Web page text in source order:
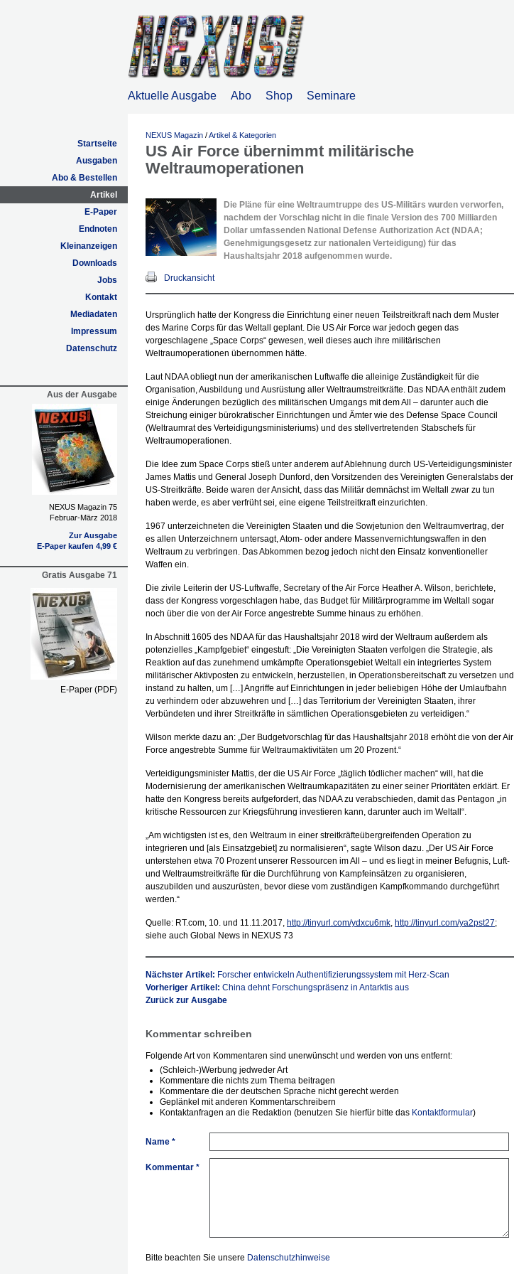
Aktuelle Ausgabe Abo Shop Seminare
Startseite
Ausgaben
Abo & Bestellen
Artikel
E-Paper
Endnoten
Kleinanzeigen
Downloads
Jobs
Kontakt
Mediadaten
Impressum
Datenschutz
Aus der Ausgabe
NEXUS Magazin 75
Februar-März 2018
Zur Ausgabe
E-Paper kaufen 4,99 €
Gratis Ausgabe 71
E-Paper (PDF)
NEXUS Magazin /Artikel & Kategorien
US Air Force übernimmt militärische
Weltraumoperationen
Die Pläne für eine Weltraumtruppe des US-Militärs wurden verworfen,
nachdem der Vorschlag nicht in die finale Version des 700 Milliarden
Dollar umfassenden National Defense Authorization Act (NDAA;
Genehmigungsgesetz zur nationalen Verteidigung) für das
Haushaltsjahr 2018 aufgenommen wurde.
Druckansicht
Ursprünglich hatte der Kongress die Einrichtung einer neuen Teilstreitkraft nach dem Muster
des Marine Corps für das Weltall geplant. Die US Air Force war jedoch gegen das
vorgeschlagene „Space Corps“ gewesen, weil dieses auch ihre militärischen
Weltraumoperationen übernommen hätte.
Laut NDAA obliegt nun der amerikanischen Luftwaffe die alleinige Zuständigkeit für die
Organisation, Ausbildung und Ausrüstung aller Weltraumstreitkräfte. Das NDAA enthält zudem
einige Änderungen bezüglich des militärischen Umgangs mit dem All – darunter auch die
Streichung einiger bürokratischer Einrichtungen und Ämter wie des Defense Space Council
(Weltraumrat des Verteidigungsministeriums) und des stellvertretenden Stabschefs für
Weltraumoperationen.
Die Idee zum Space Corps stieß unter anderem auf Ablehnung durch US-Verteidigungsminister
James Mattis und General Joseph Dunford, den Vorsitzenden des Vereinigten Generalstabs der
US-Streitkräfte. Beide waren der Ansicht, dass das Militär demnächst im Weltall zwar zu tun
haben werde, es aber verfrüht sei, eine eigene Teilstreitkraft einzurichten.
1967 unterzeichneten die Vereinigten Staaten und die Sowjetunion den Weltraumvertrag, der
es allen Unterzeichnern untersagt, Atom- oder andere Massenvernichtungswaffen in den
Weltraum zu verbringen. Das Abkommen bezog jedoch nicht den Einsatz konventioneller
Waffen ein.
Die zivile Leiterin der US-Luftwaffe, Secretary of the Air Force Heather A. Wilson, berichtete,
dass der Kongress vorgeschlagen habe, das Budget für Militärprogramme im Weltall sogar
noch über die von der Air Force angestrebte Summe hinaus zu erhöhen.
In Abschnitt 1605 des NDAA für das Haushaltsjahr 2018 wird der Weltraum außerdem als
potenzielles „Kampfgebiet“ eingestuft: „Die Vereinigten Staaten verfolgen die Strategie, als
Reaktion auf das zunehmend umkämpfte Operationsgebiet Weltall ein integriertes System
militärischer Aktivposten zu entwickeln, herzustellen, in Operationsbereitschaft zu versetzen und
instand zu halten, um […] Angriffe auf Einrichtungen in jeder beliebigen Höhe der Umlaufbahn
zu verhindern oder abzuwehren und […] das Territorium der Vereinigten Staaten, ihrer
Verbündeten und ihrer Streitkräfte in sämtlichen Operationsgebieten zu verteidigen.“
Wilson merkte dazu an: „Der Budgetvorschlag für das Haushaltsjahr 2018 erhöht die von der Air
Force angestrebte Summe für Weltraumaktivitäten um 20 Prozent.“
Verteidigungsminister Mattis, der die US Air Force „täglich tödlicher machen“ will, hat die
Modernisierung der amerikanischen Weltraumkapazitäten zu einer seiner Prioritäten erklärt. Er
hatte den Kongress bereits aufgefordert, das NDAA zu verabschieden, damit das Pentagon „in
kritische Ressourcen zur Kriegsführung investieren kann, darunter auch im Weltall“.
„Am wichtigsten ist es, den Weltraum in einer streitkräfteübergreifenden Operation zu
integrieren und [als Einsatzgebiet] zu normalisieren“, sagte Wilson dazu. „Der US Air Force
unterstehen etwa 70 Prozent unserer Ressourcen im All – und es liegt in meiner Befugnis, Luft-
und Weltraumstreitkräfte für die Durchführung von Kampfeinsätzen zu organisieren,
auszubilden und auszurüsten, bevor diese vom zuständigen Kampfkommando durchgeführt
werden.“
Quelle: RT.com, 10. und 11.11.2017, http://tinyurl.com/ydxcu6mk, http://tinyurl.com/ya2pst27;
siehe auch Global News in NEXUS 73
Nächster Artikel: Forscher entwickeln Authentifizierungssystem mit Herz-Scan
Vorheriger Artikel: China dehnt Forschungspräsenz in Antarktis aus
Zurück zur Ausgabe
Kommentar schreiben
Folgende Art von Kommentaren sind unerwünscht und werden von uns entfernt:
(Schleich-)Werbung jedweder Art
Kommentare die nichts zum Thema beitragen
Kommentare die der deutschen Sprache nicht gerecht werden
Geplänkel mit anderen Kommentarschreibern
Kontaktanfragen an die Redaktion (benutzen Sie hierfür bitte das Kontaktformular)
Name *
Kommentar *
Bitte beachten Sie unsere Datenschutzhinweise